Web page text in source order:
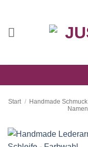
springen
Start / Handmade Schmuck
Namen